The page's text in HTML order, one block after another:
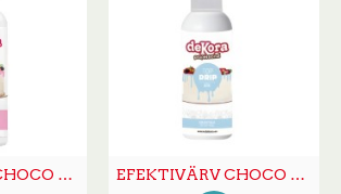
EFEKTIVÄRV CHOCO DRIP roosa 180g EFEKTIVÄRV CHOCO DRIP sinine 180g